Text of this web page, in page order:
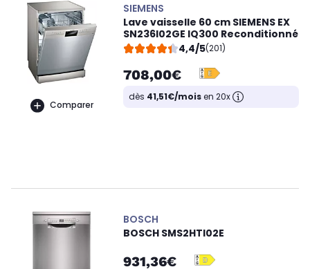
Comparer
SIEMENS
Lave vaisselle 60 cm SIEMENS EX
SN236I02GE IQ300 Reconditionné
4,4/5(201)
708,00€
dès 41,51€/moisen 20x
BOSCH
BOSCH SMS2HTI02E
931,36€